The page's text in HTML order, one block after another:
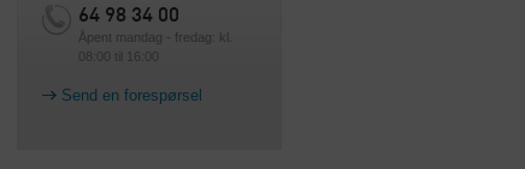
64 98 34 00
Åpent mandag - fredag: kl.
08:00 til 16:00
Send en forespørsel